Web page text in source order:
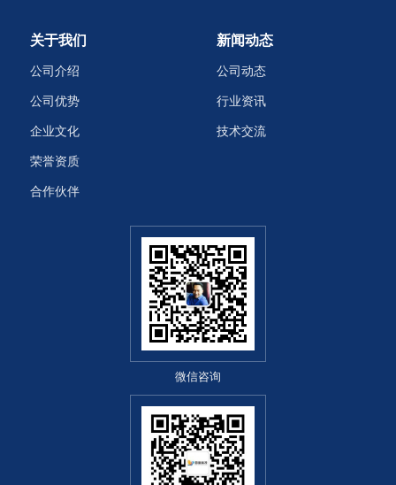
关于我们
公司介绍
公司优势
企业文化
荣誉资质
合作伙伴
新闻动态
公司动态
行业资讯
技术交流
微信咨询